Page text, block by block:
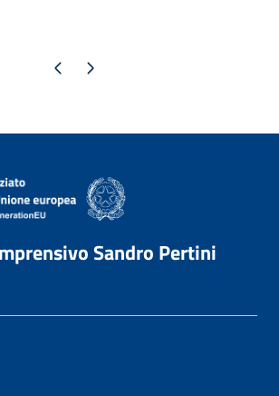
Pagina precedente
Pagina successiva
Sandro Pertini